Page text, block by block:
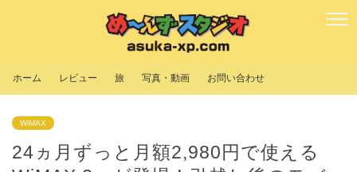
ホーム レビュー 旅 写真・動画 お問い合わせ
WiMAX
24ヵ月ずっと月額2,980円で使える